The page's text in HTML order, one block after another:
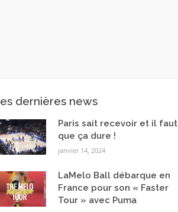
dernières news
Paris sait recevoir et il faut
que ça dure !
janvier 14, 2024
LaMelo Ball débarque en
France pour son « Faster
Tour » avec Puma